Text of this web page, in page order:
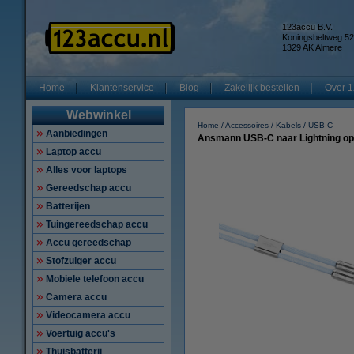
123accu B.V.
Koningsbeltweg 52
1329 AK Almere
Home Klantenservice Blog Zakelijk bestellen Over
Webwinkel
Aanbiedingen
Laptop accu
Alles voor laptops
Gereedschap accu
Batterijen
Tuingereedschap accu
Accu gereedschap
Stofzuiger accu
Mobiele telefoon accu
Camera accu
Videocamera accu
Voertuig accu's
Thuisbatterij
Home Accessoires Kabels USB C
Ansmann USB-C naar Lightning